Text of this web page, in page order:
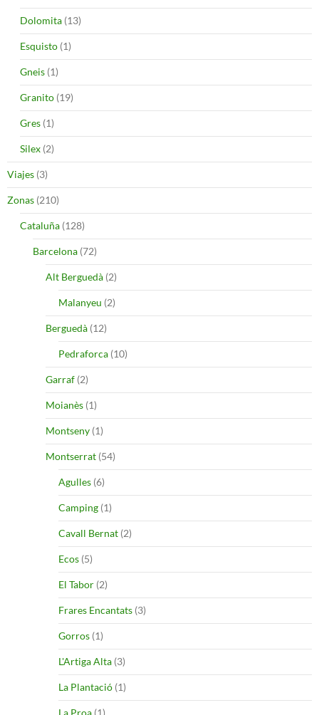
Dolomita (13)
Esquisto (1)
Gneis (1)
Granito (19)
Gres (1)
Silex (2)
Viajes (3)
Zonas (210)
Cataluña (128)
Barcelona (72)
Alt Berguedà (2)
Malanyeu (2)
Berguedà (12)
Pedraforca (10)
Garraf (2)
Moianès (1)
Montseny (1)
Montserrat (54)
Agulles (6)
Camping (1)
Cavall Bernat (2)
Ecos (5)
El Tabor (2)
Frares Encantats (3)
Gorros (1)
L'Artiga Alta (3)
La Plantació (1)
La Proa (1)